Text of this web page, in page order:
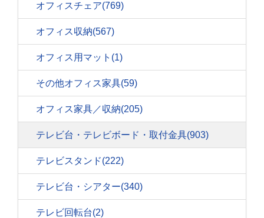
オフィスチェア(769)
オフィス収納(567)
オフィス用マット (1)
その他オフィス家具(59)
オフィス家具／収納(205)
テレビ台・テレビボード・取付金具(903)
テレビスタンド(222)
テレビ台・シアター(340)
テレビ回転台(2)